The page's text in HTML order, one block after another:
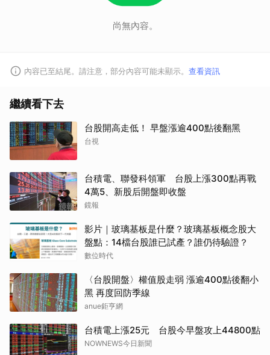
尚無內容。
內容已至結尾。請注意，部分內容可能未顯示。 查看資訊
繼續看下去
台股開高走低！ 早盤漲逾400點後翻黑
台視
台積電、聯發科領軍 台股上漲300點再戰
4萬5、新股后開盤即收盤
鏡報
影片｜玻璃基板是什麼？玻璃基板概念股大
盤點：14檔台股誰已試產？誰仍待驗證？
數位時代
〈台股開盤〉權值股走弱 漲逾400點後翻小
黑 再度回防季線
anue鉅亨網
台積電上漲25元 台股今早盤攻上44800點
NOWNEWS今日新聞